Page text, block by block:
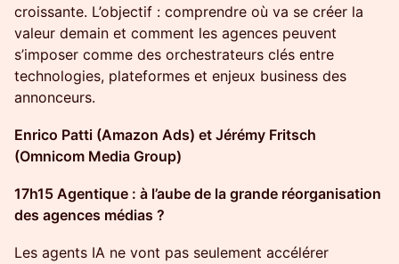
croissante. L’objectif : comprendre où va se créer la
valeur demain et comment les agences peuvent
s’imposer comme des orchestrateurs clés entre
technologies, plateformes et enjeux business des
annonceurs.
Enrico Patti (Amazon Ads) et Jérémy Fritsch
(Omnicom Media Group)
17h15 Agentique : à l’aube de la grande réorganisation
des agences médias ?
Les agents IA ne vont pas seulement accélérer